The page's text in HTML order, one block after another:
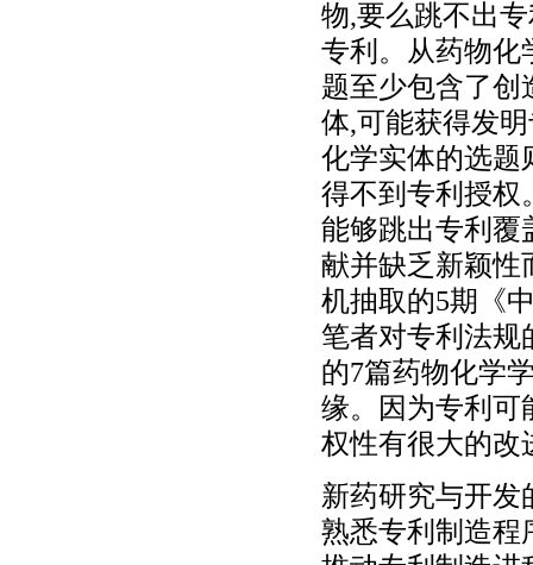
物,要么跳不出
专利。从药物化
题至少包含了创
体,可能获得发
化学实体的选题
得不到专利授权
能够跳出专利覆
献并缺乏新颖性
机抽取的5期《
笔者对专利法规
的7篇药物化学
缘。因为专利可
权性有很大的改
新药研究与开发
熟悉专利制造程